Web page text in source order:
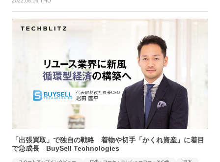
「出張買取」で独自の戦略 着物や切手「かくれ資産」に着目
で急成長 BuySell Technologies